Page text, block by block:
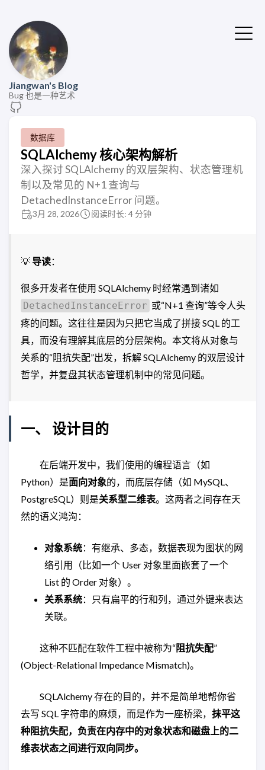
Jiangwan's Blog
Bug 也是一种艺术
数据库
SQLAlchemy 核心架构解析
深入探讨 SQLAlchemy 的双层架构、状态管理机
制以及常见的 N+1 查询与
DetachedInstanceError 问题。
3月 28, 2026 阅读时长: 4 分钟
💡 导读：
很多开发者在使用 SQLAlchemy 时经常遇到诸如
DetachedInstanceError 或“N+1 查询”等令人头
疼的问题。这往往是因为只把它当成了拼接 SQL 的工
具，而没有理解其底层的分层架构。本文将从对象与
关系的“阻抗失配”出发，拆解 SQLAlchemy 的双层设计
哲学，并复盘其状态管理机制中的常见问题。
一、 设计目的
在后端开发中，我们使用的编程语言（如
Python）是面向对象的，而底层存储（如 MySQL、
PostgreSQL）则是关系型二维表。这两者之间存在天
然的语义鸿沟：
对象系统：有继承、多态，数据表现为图状的网
络引用（比如一个 User 对象里面嵌套了一个
List 的 Order 对象）。
关系系统：只有扁平的行和列，通过外键来表达
关联。
这种不匹配在软件工程中被称为“阻抗失配”
(Object-Relational Impedance Mismatch)。
SQLAlchemy 存在的目的，并不是简单地帮你省
去写 SQL 字符串的麻烦，而是作为一座桥梁， 抹平这
种阻抗失配，负责在内存中的对象状态和磁盘上的二
维表状态之间进行双向同步。